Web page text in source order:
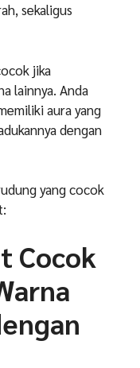
sekaligus
jika
lainnya. Anda
aura yang
dengan
yang cocok
Cocok